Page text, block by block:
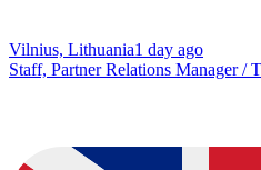
Vilnius, Lithuania1 day ago
Staff, Partner Relations Manager /